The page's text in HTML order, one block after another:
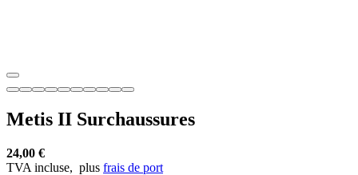
Metis II Surchaussures
24,00 €
TVA incluse, plus frais de port